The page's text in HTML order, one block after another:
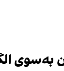
به‌سوی